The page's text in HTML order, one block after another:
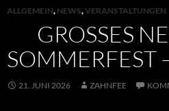
ALLGEMEIN, NEWS,VERANSTALTUNGEN
GROSSES
OMMERFEST –
21. JUNI 2026 ZAHNFEE